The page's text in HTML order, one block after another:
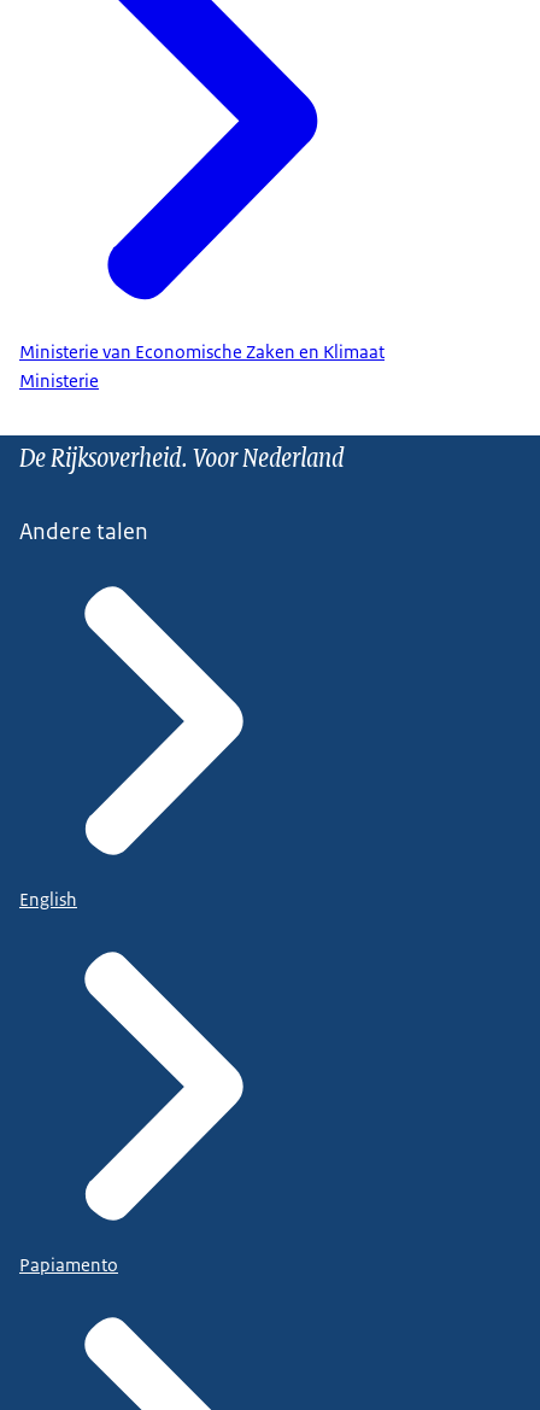
Ministerie van Economische Zaken en Klimaat
Ministerie
De Rijksoverheid. Voor Nederland
Andere talen
English
Papiamento